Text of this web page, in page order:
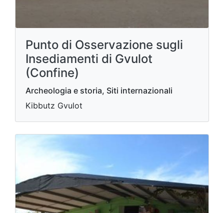
Punto di Osservazione sugli
Insediamenti di Gvulot
(Confine)
Archeologia e storia, Siti internazionali
Kibbutz Gvulot